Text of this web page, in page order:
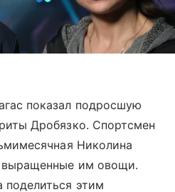
показал подросшую
Дробязко. Спортсмен
Николина
выращенные им овощи.
этим